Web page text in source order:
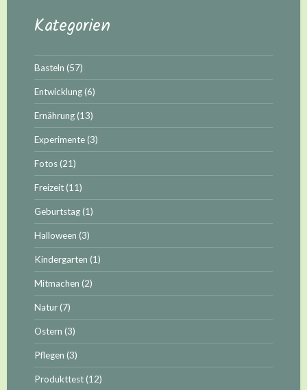
Kategorien
Basteln (57)
Entwicklung(6)
Ernährung(13)
Experimente(3)
Fotos(21)
Freizeit(11)
Geburtstag(1)
Halloween (3)
Kindergarten (1)
Mitmachen (2)
Natur(7)
Ostern (3)
Pflegen (3)
Produkttest(12)